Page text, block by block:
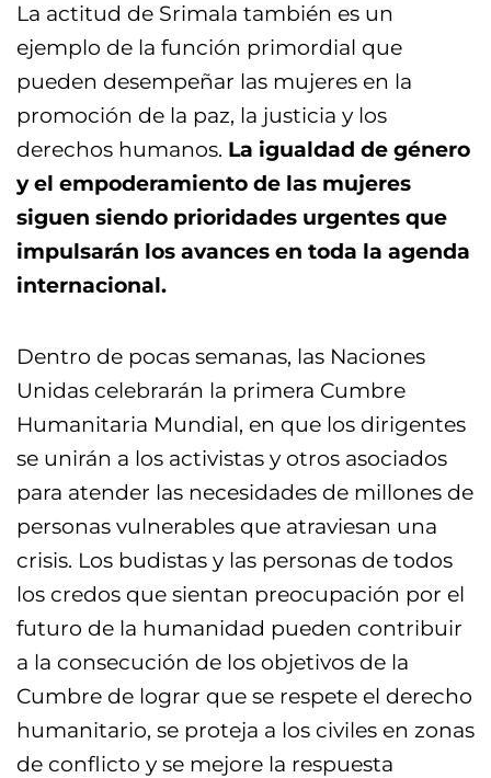
La actitud de Srimala también es un
ejemplo de la función primordial que
pueden desempeñar las mujeres en la
promoción de la paz, la justicia y los
derechos humanos. La igualdad de género
y el empoderamiento de las mujeres
siguen siendo prioridades urgentes que
impulsarán los avances en toda la agenda
internacional.
Dentro de pocas semanas, las Naciones
Unidas celebrarán la primera Cumbre
Humanitaria Mundial, en que los dirigentes
se unirán a los activistas y otros asociados
para atender las necesidades de millones de
personas vulnerables que atraviesan una
crisis. Los budistas y las personas de todos
los credos que sientan preocupación por el
futuro de la humanidad pueden contribuir
a la consecución de los objetivos de la
Cumbre de lograr que se respete el derecho
humanitario, se proteja a los civiles en zonas
de conflicto y se mejore la respuesta